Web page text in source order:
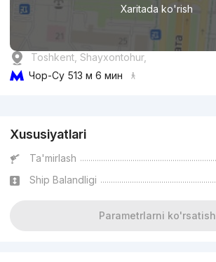
Xaritada ko'rish
Toshkent, Shayxontohur,
Чор-Су 513 м 6 мин
Xususiyatlari
Ta'mirlash
Ship Balandligi
Parametrlarni ko'rsatish